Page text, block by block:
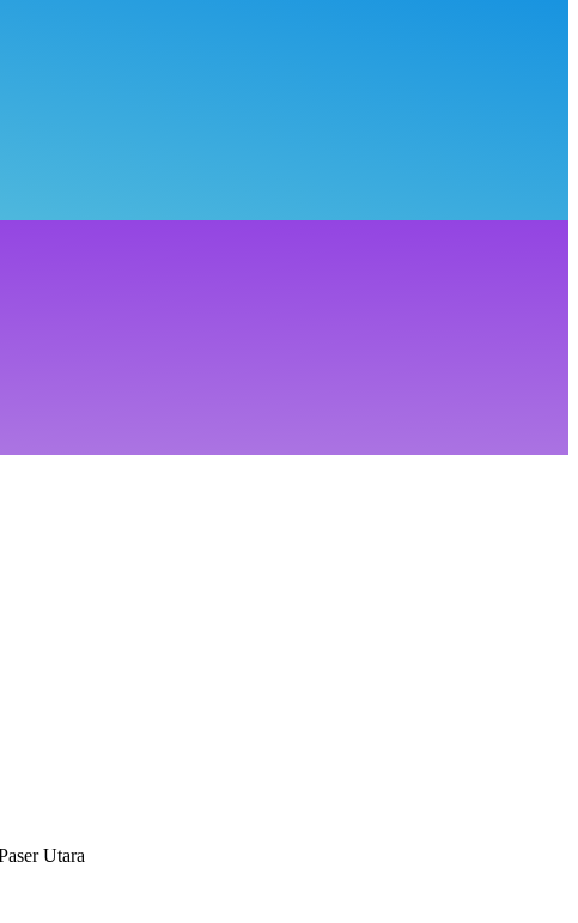
Utara